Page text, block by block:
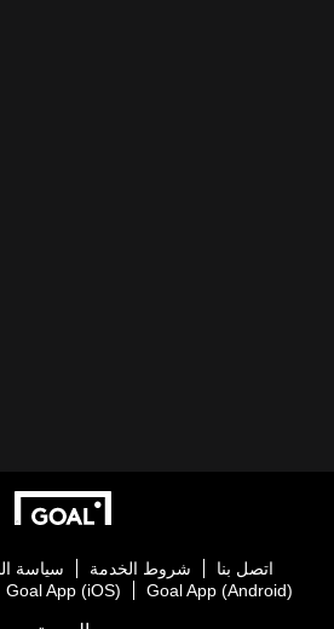
اتصل بنا شروط الخدمة سياسة
Goal App (Android)
Goal App (iOS)